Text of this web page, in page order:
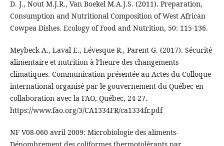
D. J., Nout M.J.R., Van Boekel M.A.J.S. (2011). Preparation,
Consumption and Nutritional Composition of West African
Cowpea Dishes. Ecology of Food and Nutrition, 50: 115‑136.
Meybeck A., Laval E., Lévesque R., Parent G. (2017). Sécurité
alimentaire et nutrition à l’heure des changements
climatiques. Communication présentée au Actes du Colloque
international organisé par le gouvernement du Québec en
collaboration avec la FAO, Québec, 24‑27.
https://www.fao.org/3/CA1334FR/ca1334fr.pdf
NF V08-060 avril 2009: Microbiologie des aliments-